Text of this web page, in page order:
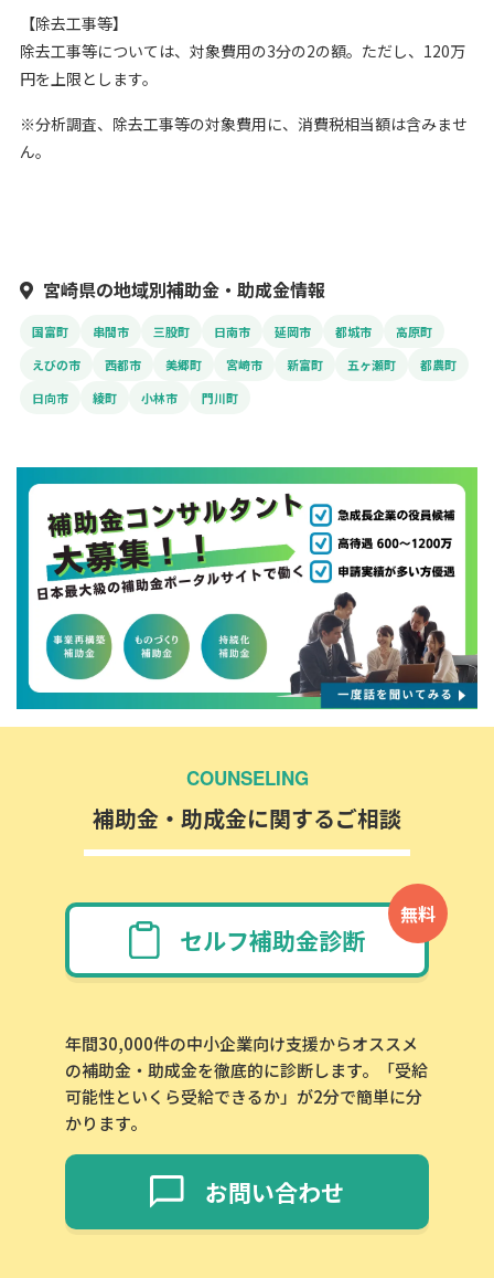
【除去工事等】
除去工事等については、対象費用の3分の2の額。ただし、120万
円を上限とします。
※分析調査、除去工事等の対象費用に、消費税相当額は含みませ
ん。
宮崎県の地域別補助金・助成金情報
国富町 串間市 三股町 日南市 延岡市 都城市
高原町
えびの市
西都市 美郷町 宮崎市 新富町 五ヶ瀬町
都農町
日向市
綾町 小林市 門川町
COUNSELING
補助金・助成金に関するご相談
無料
セルフ補助金診断
年間30,000件の中小企業向け支援からオススメ
の補助金・助成金を徹底的に診断します。「受給
可能性といくら受給できるか」が2分で簡単に分
かります。
お問い合わせ